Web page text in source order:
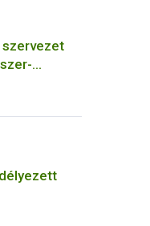
szervezet
a meglévő
vagy